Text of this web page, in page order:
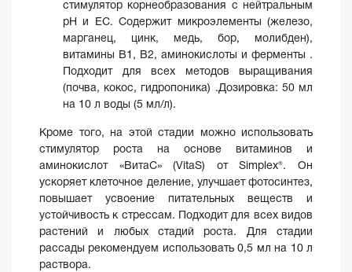
стимулятор корнеобразования с нейтральным
pH и EC. Содержит микроэлементы (железо,
марганец, цинк, медь, бор, молибден),
витамины B1, B2, аминокислоты и ферменты .
Подходит для всех методов выращивания
(почва, кокос, гидропоника) .Дозировка: 50 мл
на 10 л воды (5 мл/л).
Кроме того, на этой стадии можно использовать
стимулятор роста на основе витаминов и
аминокислот «ВитаС» (VitaS) от Simplex®. Он
ускоряет клеточное деление, улучшает фотосинтез,
повышает усвоение питательных веществ и
устойчивость к стрессам. Подходит для всех видов
растений и любых стадий роста. Для стадии
рассады рекомендуем использовать 0,5 мл на 10 л
раствора.